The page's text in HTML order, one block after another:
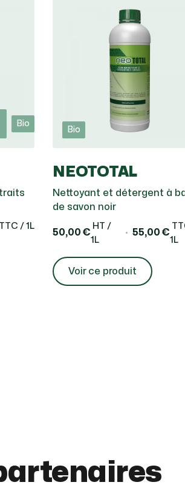
Bio
TTC / 1L
Bio
NEOTOTAL
Nettoyant et détergent à
de savon noir
50,00 €
HT /
1L
55,00 €
1L
Voir ce produit